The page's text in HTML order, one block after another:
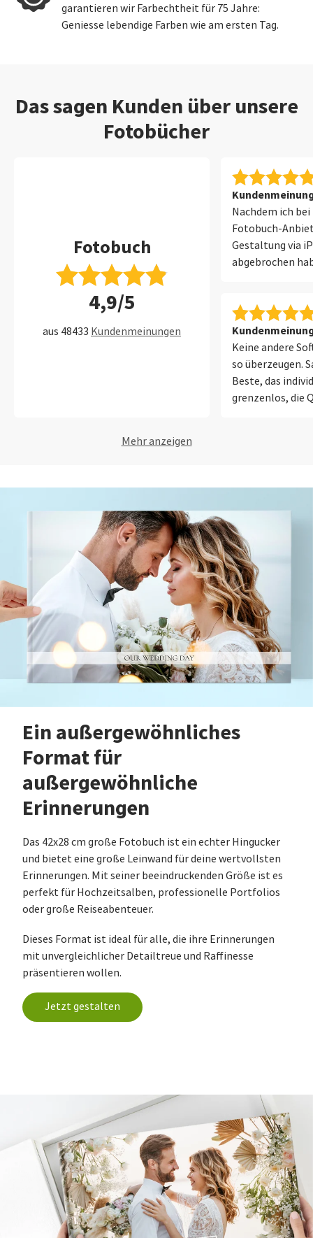
garantieren wir Farbechtheit für 75 Jahre:
Geniesse lebendige Farben wie am ersten Tag.
Das sagen Kunden über unsere
Fotobücher
Fotobuch
4,9/5
aus 48433 Kundenmeinungen
Nachdem ich
Fotobuch-
Gestaltung via
abgebrochen
Keine andere
so überzeugen.
Beste, das
grenzenlos, die
Mehr anzeigen
Ein außergewöhnliches
Format für
außergewöhnliche
Erinnerungen
Das 42x28 cm große Fotobuch ist ein echter Hingucker
und bietet eine große Leinwand für deine wertvollsten
Erinnerungen. Mit seiner beeindruckenden Größe ist es
perfekt für Hochzeitsalben, professionelle Portfolios
oder große Reiseabenteuer.
Dieses Format ist ideal für alle, die ihre Erinnerungen
mit unvergleichlicher Detailtreue und Raffinesse
präsentieren wollen.
Jetzt gestalten